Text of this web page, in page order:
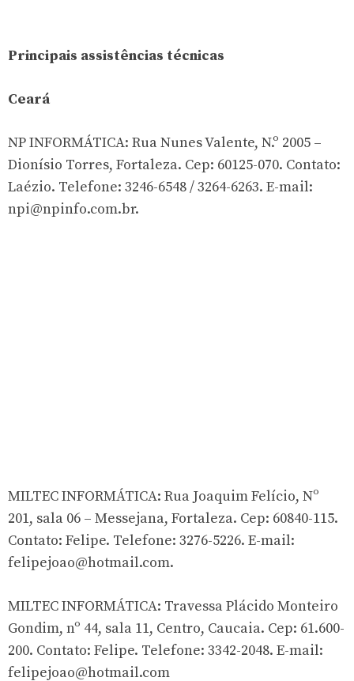
Principais assistências técnicas
Ceará
NP INFORMÁTICA: Rua Nunes Valente, N.º 2005 –
Dionísio Torres, Fortaleza. Cep: 60125-070. Contato:
Laézio. Telefone: 3246-6548 / 3264-6263. E-mail:
npi@npinfo.com.br.
MILTEC INFORMÁTICA: Rua Joaquim Felício, Nº
201, sala 06 – Messejana, Fortaleza. Cep: 60840-115.
Contato: Felipe. Telefone: 3276-5226. E-mail:
felipejoao@hotmail.com.
MILTEC INFORMÁTICA: Travessa Plácido Monteiro
Gondim, nº 44, sala 11, Centro, Caucaia. Cep: 61.600-
200. Contato: Felipe. Telefone: 3342-2048. E-mail:
felipejoao@hotmail.com